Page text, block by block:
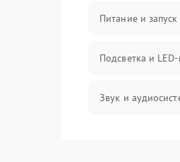
Питание и запуск
Подсветка и
Звук и